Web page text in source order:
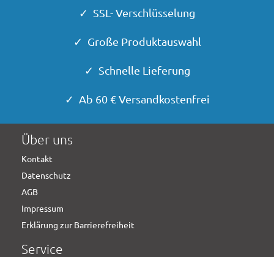
✓ SSL- Verschlüsselung
✓ Große Produktauswahl
✓ Schnelle Lieferung
✓ Ab 60 € Versandkostenfrei
Über uns
Kontakt
Datenschutz
AGB
Impressum
Erklärung zur Barrierefreiheit
Service